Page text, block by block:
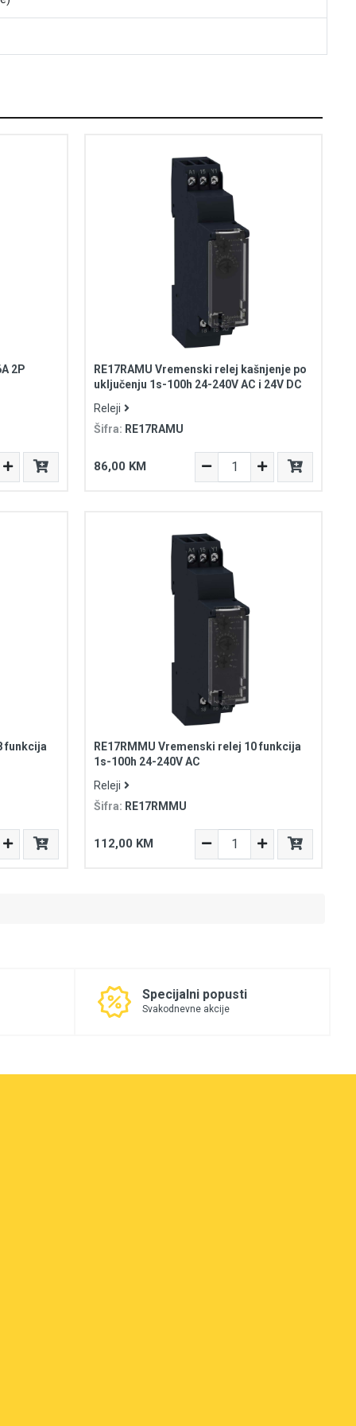
2P
RE17RAMU Vremenski relej kašnjenje po
uključenju 1s-100h 24-240V AC i 24V DC
Releji
Šifra: RE17RAMU
86,00 KM
funkcija
RE17RMMU Vremenski relej 10 funkcija
1s-100h 24-240V AC
Releji
Šifra: RE17RMMU
112,00 KM
Specijalni popusti
Svakodnevne akcije